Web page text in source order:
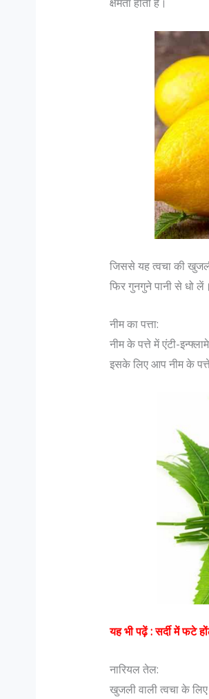
जिससे यह त्वचा की
फिर गुनगुने पानी से धो लें।
नीम का पत्ता:
नीम के पत्ते में एंटी-
इसके लिए आप नीम के पत्ते
यह भी पढ़ें :सर्दी में फटे
नारियल तेल:
खुजली वाली त्वचा के